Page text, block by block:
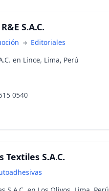
S.A.C.
Editoriales
en Lince, Lima, Perú
0540
S.A.C.